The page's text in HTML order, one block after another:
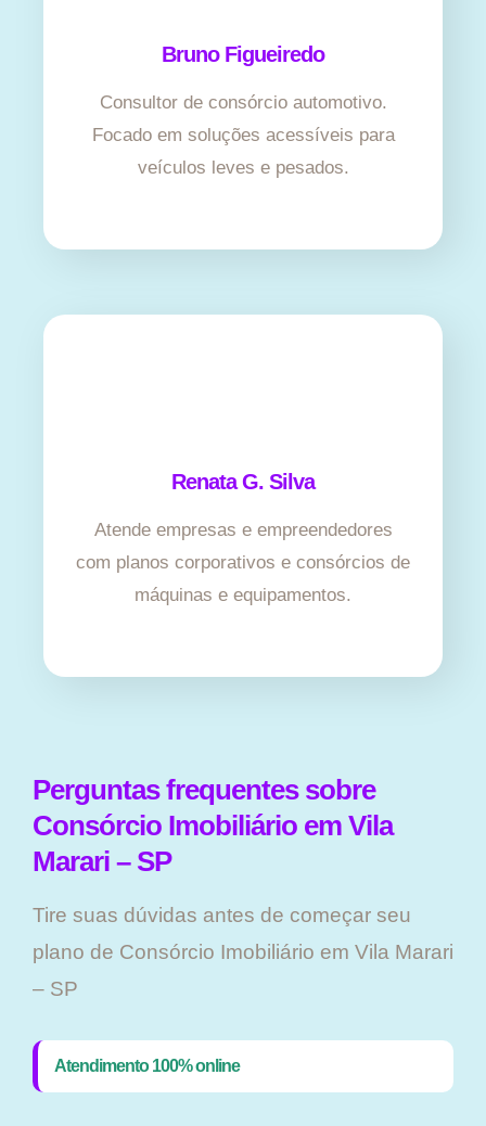
Bruno Figueiredo
Consultor de consórcio automotivo.
Focado em soluções acessíveis para
veículos leves e pesados.
Renata G. Silva
Atende empresas e empreendedores
com planos corporativos e consórcios de
máquinas e equipamentos.
Perguntas frequentes sobre
Consórcio Imobiliário em Vila
Marari – SP
Tire suas dúvidas antes de começar seu
plano ​de Consórcio Imobiliário em Vila Marari
– SP
Atendimento 100% online